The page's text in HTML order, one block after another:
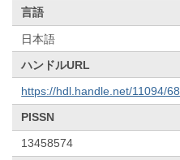
言語
日本語
ハンドルURL
https://hdl.handle.net/11094/
PISSN
13458574